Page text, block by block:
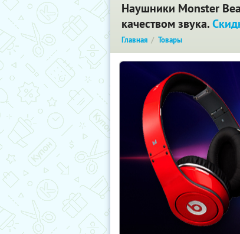
Наушники Monster
качеством звука.
Главная Товары